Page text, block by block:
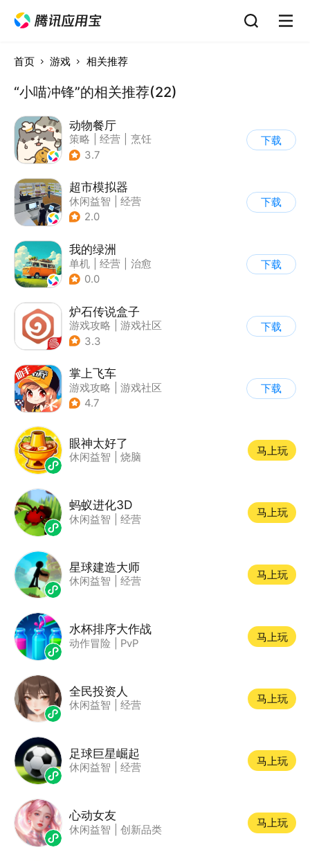
首页 游戏 相关推荐
“小喵冲锋”的相关推荐(22)
动物餐厅
策略 经营
烹饪
| 宠物
3.7
下载
超市模拟器
休闲益智
经营
| 文字游戏
2.0
下载
我的绿洲
单机 经营
治愈
| 休闲益智
0.0
下载
炉石传说盒子
游戏攻略
游戏社区
3.3
下载
掌上飞车
游戏攻略
游戏社区
4.7
下载
眼神太好了
休闲益智 烧脑
马上玩
蚂蚁进化3D
休闲益智 经营
马上玩
星球建造大师
休闲益智 经营
马上玩
水杯排序大作战
动作冒险 PvP
马上玩
全民投资人
休闲益智 经营
马上玩
足球巨星崛起
休闲益智 经营
马上玩
心动女友
休闲益智 创新品类
马上玩